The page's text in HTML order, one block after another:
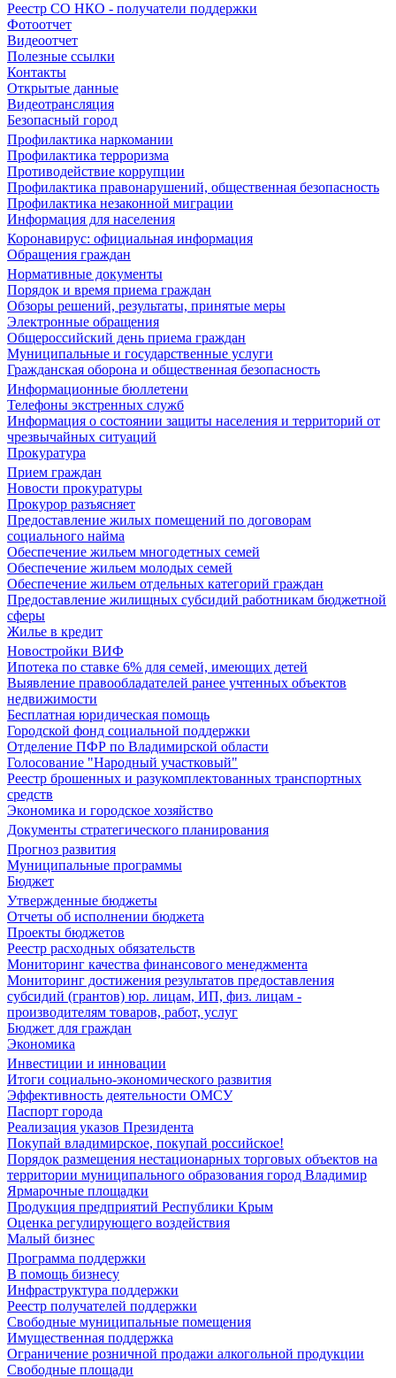
Реестр СО НКО - получатели поддержки
Фотоотчет
Видеоотчет
Полезные ссылки
Контакты
Открытые данные
Видеотрансляция
Безопасный город
Профилактика наркомании
Профилактика терроризма
Противодействие коррупции
Профилактика правонарушений, общественная безопасность
Профилактика незаконной миграции
Информация для населения
Коронавирус: официальная информация
Обращения граждан
Нормативные документы
Порядок и время приема граждан
Обзоры решений, результаты, принятые меры
Электронные обращения
Общероссийский день приема граждан
Муниципальные и государственные услуги
Гражданская оборона и общественная безопасность
Информационные бюллетени
Телефоны экстренных служб
Информация о состоянии защиты населения и территорий от
чрезвычайных ситуаций
Прокуратура
Прием граждан
Новости прокуратуры
Прокурор разъясняет
Предоставление жилых помещений по договорам
социального найма
Обеспечение жильем многодетных семей
Обеспечение жильем молодых семей
Обеспечение жильем отдельных категорий граждан
Предоставление жилищных субсидий работникам бюджетной
сферы
Жилье в кредит
Новостройки ВИФ
Ипотека по ставке 6% для семей, имеющих детей
Выявление правообладателей ранее учтенных объектов
недвижимости
Бесплатная юридическая помощь
Городской фонд социальной поддержки
Отделение ПФР по Владимирской области
Голосование "Народный участковый"
Реестр брошенных и разукомплектованных транспортных
средств
Экономика и городское хозяйство
Документы стратегического планирования
Прогноз развития
Муниципальные программы
Бюджет
Утвержденные бюджеты
Отчеты об исполнении бюджета
Проекты бюджетов
Реестр расходных обязательств
Мониторинг качества финансового менеджмента
Мониторинг достижения результатов предоставления
субсидий (грантов) юр. лицам, ИП, физ. лицам -
производителям товаров, работ, услуг
Бюджет для граждан
Экономика
Инвестиции и инновации
Итоги социально-экономического развития
Эффективность деятельности ОМСУ
Паспорт города
Реализация указов Президента
Покупай владимирское, покупай российское!
Порядок размещения нестационарных торговых объектов на
территории муниципального образования город Владимир
Ярмарочные площадки
Продукция предприятий Республики Крым
Оценка регулирующего воздействия
Малый бизнес
Программа поддержки
В помощь бизнесу
Инфраструктура поддержки
Реестр получателей поддержки
Свободные муниципальные помещения
Имущественная поддержка
Ограничение розничной продажи алкогольной продукции
Свободные площади